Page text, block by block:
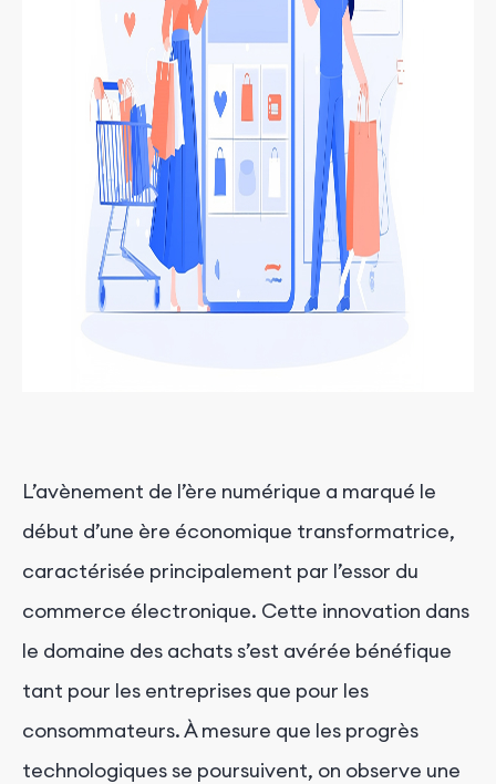
L’avènement de l’ère numérique a marqué le
début d’une ère économique transformatrice,
caractérisée principalement par l’essor du
commerce électronique. Cette innovation dans
le domaine des achats s’est avérée bénéfique
tant pour les entreprises que pour les
consommateurs. À mesure que les progrès
technologiques se poursuivent, on observe une